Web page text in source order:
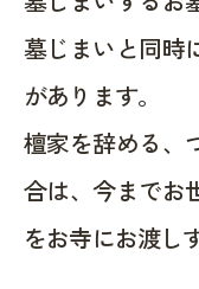
墓じまいと同時
があります。
檀家を辞める、
合は、今までお
をお寺にお渡し